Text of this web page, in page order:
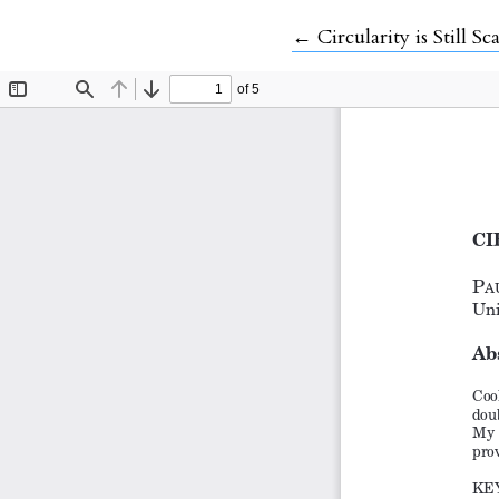
← Volver a los detalles
Circularity is Still